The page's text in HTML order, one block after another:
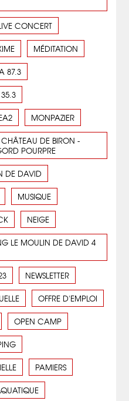
CONCERT
MÉDITATION
87.3
MONPAZIER
DE BIRON -
POURPRE
DE DAVID
MUSIQUE
NEIGE
LE MOULIN DE DAVID 4
NEWSLETTER
OFFRE D'EMPLOI
OPEN CAMP
PAMIERS